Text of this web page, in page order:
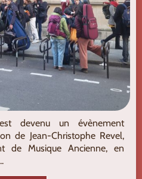
devenu un évènement
de Jean-Christophe Revel,
de Musique Ancienne, en